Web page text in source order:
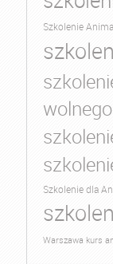
Szkolenie
wolnego
Szkolenie dla
Warszawa kurs